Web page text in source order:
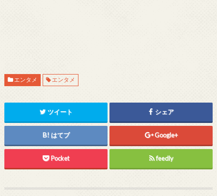
エンタメ エンタメ
ツイート シェア
はてブ Google+
Pocket feedly